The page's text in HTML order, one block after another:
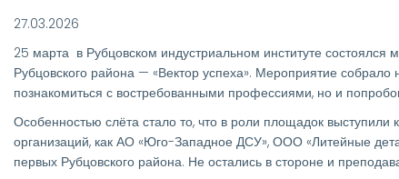
27.03.2026
25 марта в Рубцовском индустриальном институте
Рубцовского района — «Вектор успеха». Мероприятие
познакомиться с востребованными профессиями, но и
Особенностью слёта стало то, что в роли площадок
организаций, как АО «Юго-Западное ДСУ», ООО «Литейные
первых Рубцовского района. Не остались в стороне и